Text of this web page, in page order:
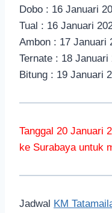
Dobo : 16 Januari
Tual : 16 Januari
Ambon : 17 Januari
Ternate : 18
Bitung : 19 Januari
Tanggal 20 Januari
ke Surabaya untuk
Jadwal KM